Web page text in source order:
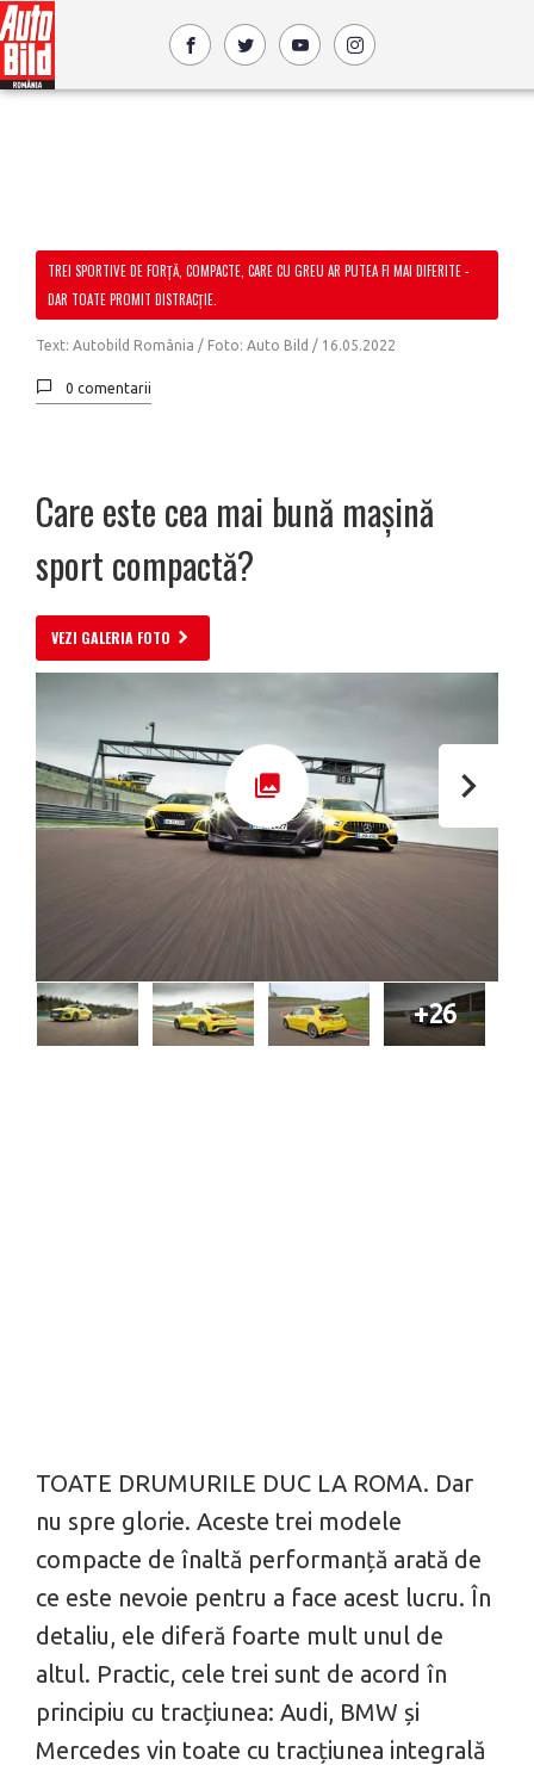
TREI SPORTIVE DE FORȚĂ, COMPACTE, CARE CU GREU AR PUTEA FI MAI DIFERITE -
DAR TOATE PROMIT DISTRACȚIE.
Text: Autobild România / Foto: Auto Bild / 16.05.2022
0 comentarii
Care este cea mai bună mașină
sport compactă?
VEZI GALERIA FOTO
+26
TOATE DRUMURILE DUC LA ROMA. Dar
nu spre glorie. Aceste trei modele
compacte de înaltă performanță arată de
ce este nevoie pentru a face acest lucru. În
detaliu, ele diferă foarte mult unul de
altul. Practic, cele trei sunt de acord în
principiu cu tracțiunea: Audi, BMW și
Mercedes vin toate cu tracțiunea integrală